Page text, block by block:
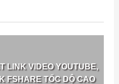
LINK VIDEO YOUTUBE,
FSHARE TỐC DỘ CAO